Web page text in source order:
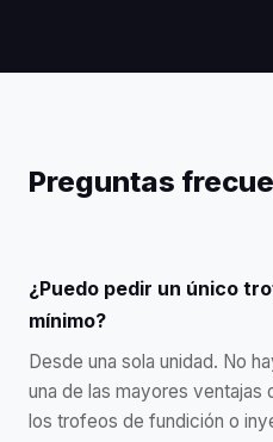
Preguntas
¿Puedo pedir un único
mínimo?
Desde una sola unidad. No
una de las mayores ventajas
los trofeos de fundición o